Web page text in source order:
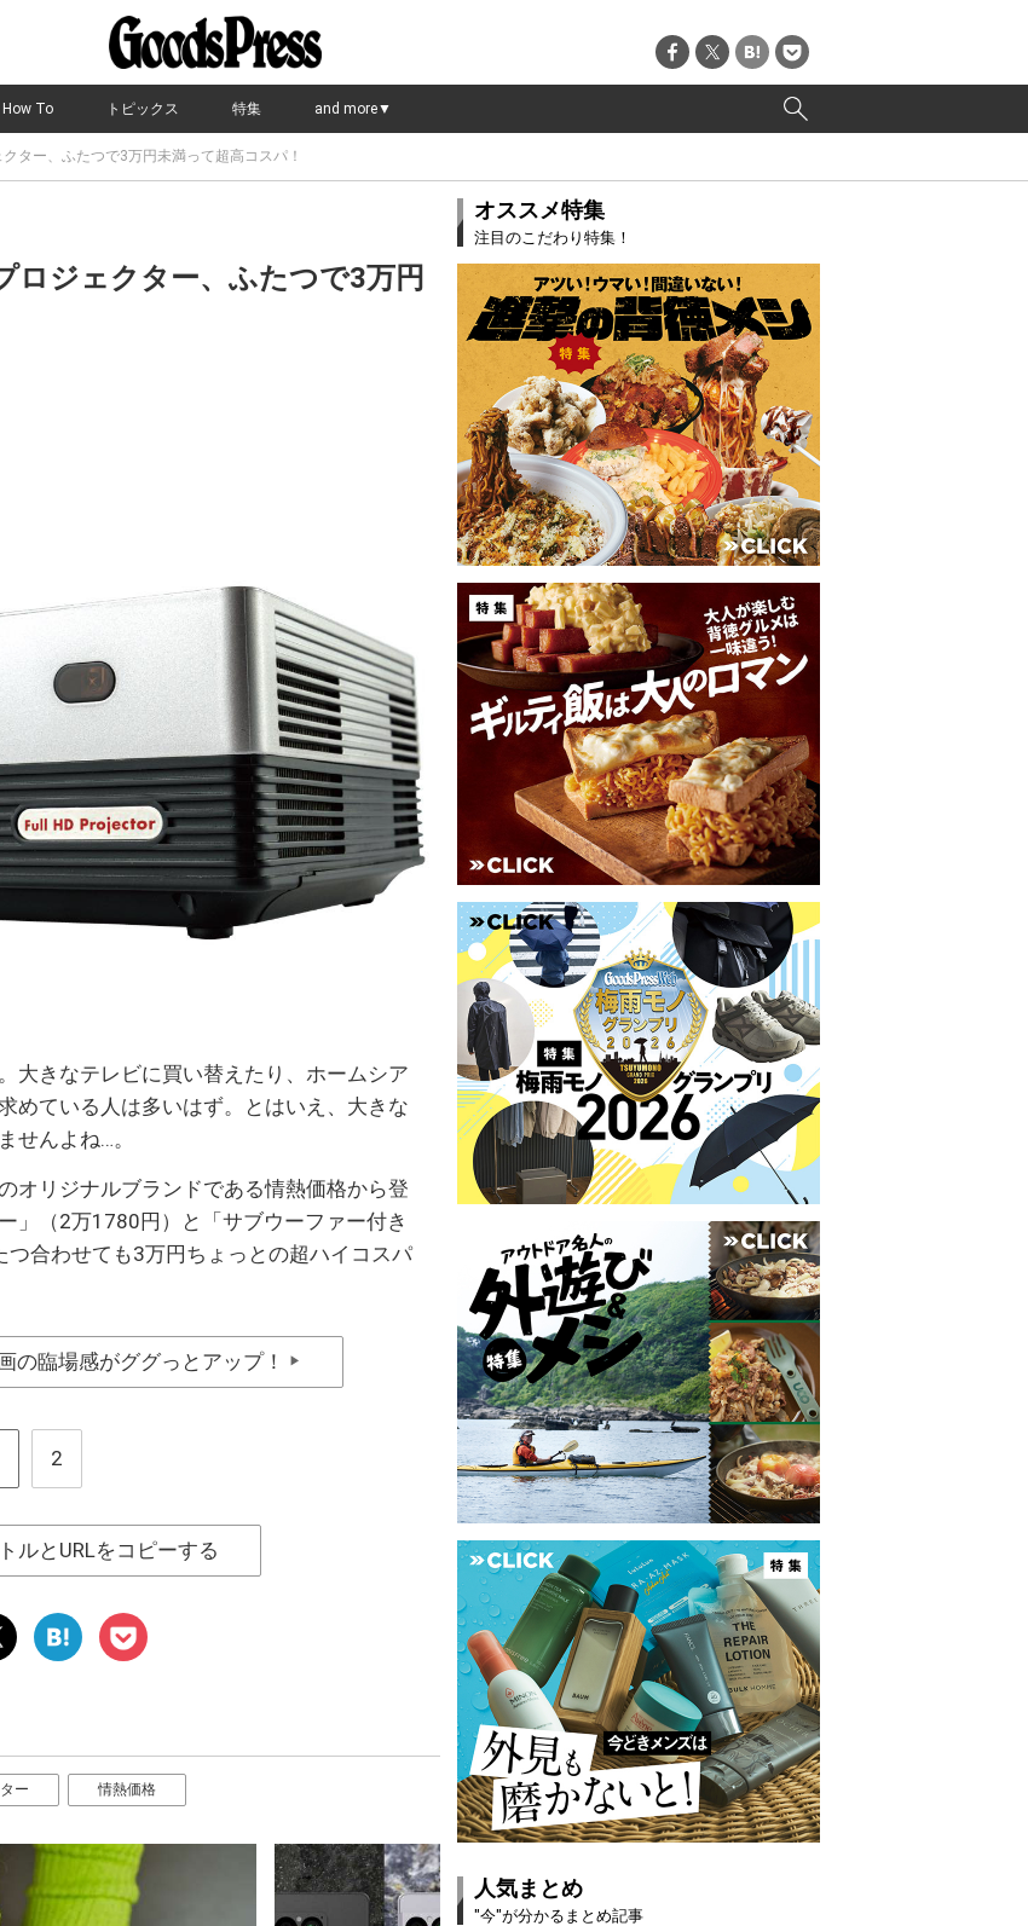
How To トピックス 特集 and more▼
ター、ふたつで3万円未満って超高コスパ！
ロジェクター、ふたつで3万円
大きなテレビに買い替えたり、ホームシア
めている人は多いはず。とはいえ、大きな
せんよね…。
オリジナルブランドである情熱価格から登
」（2万1780円）と「サブウーファー付き
合わせても3万円ちょっとの超ハイコスパ
の臨場感がググっとアップ！ ▶
2
ルとURLをコピーする
ー 情熱価格
オススメ特集
注目のこだわり特集！
人気まとめ
"今"が分かるまとめ記事